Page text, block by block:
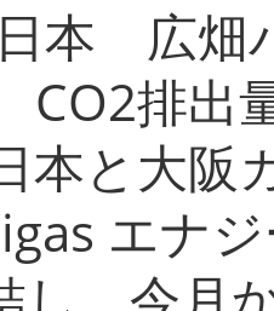
本 広畑
排出
本と大阪
エナ